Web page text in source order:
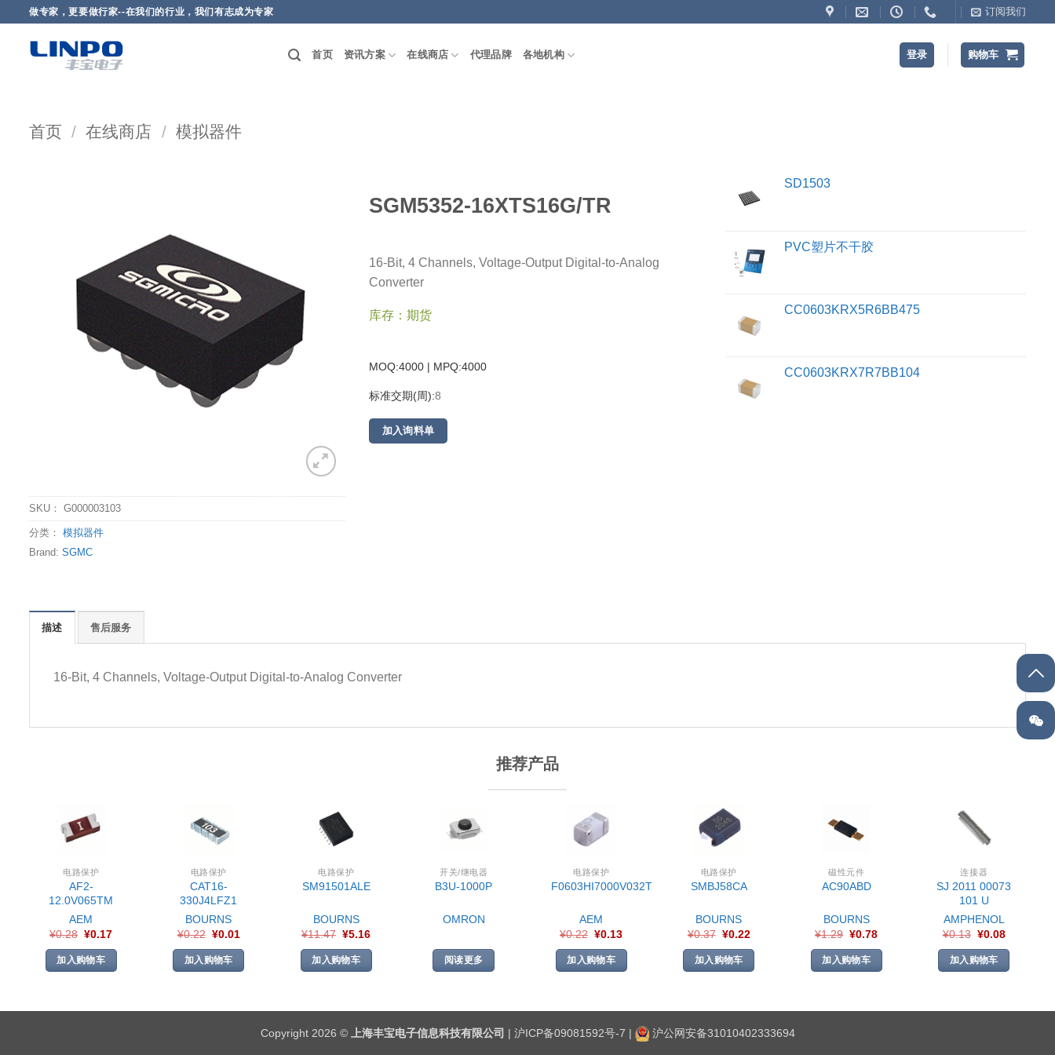
做专家，更要做行家--在我们的行业，我们有志成为专家 订阅我们
首页 资讯方案 在线商店 代理品牌 各地机构 登录 购物车
首页 / 在线商店 / 模拟器件
SKU： G000003103
分类： 模拟器件
Brand: SGMC
SGM5352-16XTS16G/TR
16-Bit, 4 Channels, Voltage-Output Digital-to-Analog
Converter
库存：期货
MOQ:4000 | MPQ:4000
标准交期(周):8
加入询料单
SD1503
PVC塑片不干胶
CC0603KRX5R6BB475
CC0603KRX7R7BB104
描述 售后服务
16-Bit, 4 Channels, Voltage-Output Digital-to-Analog Converter
推荐产品
电路保护
AF2-
12.0V065TM
AEM
¥0.28 ¥0.17
加入购物车
电路保护
CAT16-
330J4LFZ1
BOURNS
¥0.22 ¥0.01
加入购物车
电路保护
SM91501ALE
BOURNS
¥11.47 ¥5.16
加入购物车
开关/继电器
B3U-1000P
OMRON
阅读更多
电路保护
F0603HI7000V032T
AEM
¥0.22 ¥0.13
加入购物车
电路保护
SMBJ58CA
BOURNS
¥0.37 ¥0.22
加入购物车
磁性元件
AC90ABD
BOURNS
¥1.29 ¥0.78
加入购物车
连接器
SJ 2011 00073
101 U
AMPHENOL
¥0.13 ¥0.08
加入购物车
Copyright 2026 © 上海丰宝电子信息科技有限公司 | 沪ICP备09081592号-7 | 沪公网安备31010402333694